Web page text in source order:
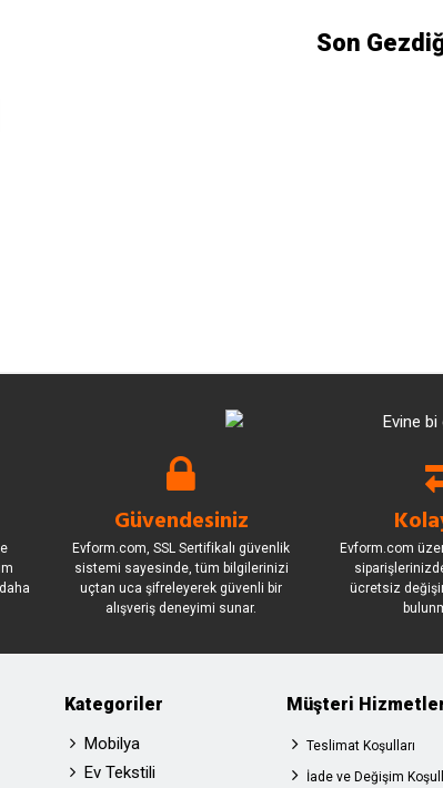
Son
Güvendesiniz
Evform.com, SSL Sertifikalı güvenlik
sistemi sayesinde, tüm bilgilerinizi
uçtan uca şifreleyerek güvenli bir
alışveriş deneyimi sunar.
Evform.com
ücretsiz
Kategoriler
Mobilya
Ev Tekstili
Müşteri
Teslimat Koşulları
İade ve Değişim